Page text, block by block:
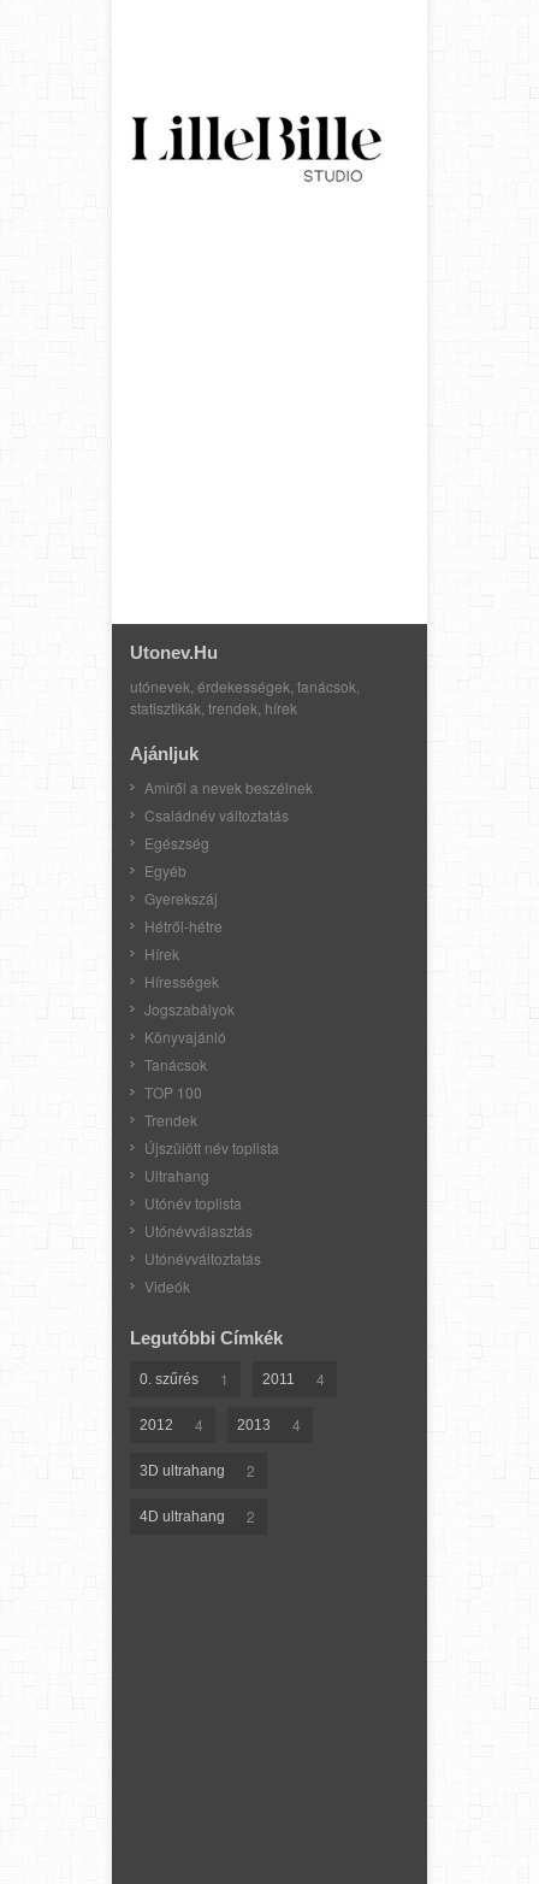
Utonev.hu
utónevek, érdekességek, tanácsok,
statisztikák, trendek, hírek
Ajánljuk
Amiről a nevek beszélnek
Családnév változtatás
Egészség
Egyéb
Gyerekszáj
Hétről-hétre
Hírek
Hírességek
Jogszabályok
Könyvajánló
Tanácsok
TOP 100
Trendek
Újszülött név toplista
Ultrahang
Utónév toplista
Utónévválasztás
Utónévváltoztatás
Videók
Legutóbbi Címkék
0. szűrés 1 2011 4
2012 4 2013 4
3D ultrahang 2
4D ultrahang 2